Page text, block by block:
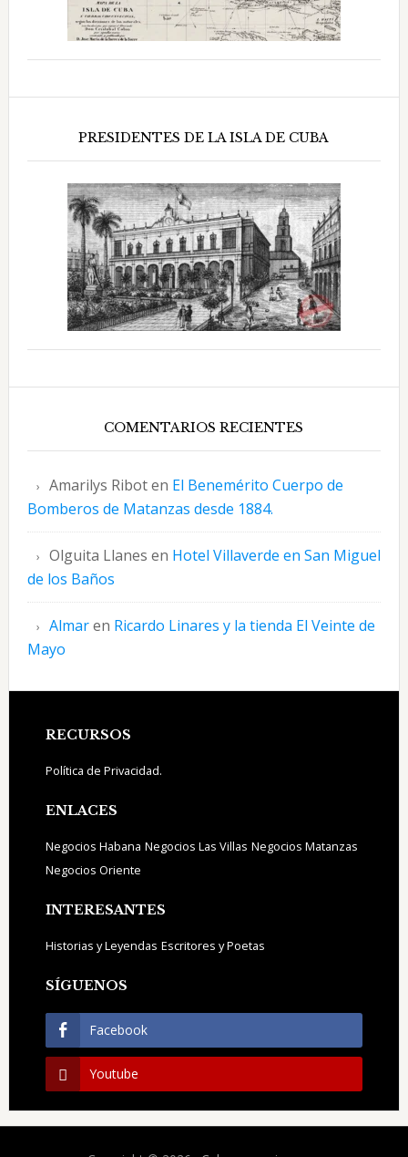
PRESIDENTES DE LA ISLA DE CUBA
COMENTARIOS RECIENTES
Amarilys Riboten El Benemérito Cuerpo de
Bomberos de Matanzas desde 1884.
Olguita Llanes en Hotel Villaverde en San Miguel
de los Baños
Almaren Ricardo Linares y la tienda El Veinte de
Mayo
Footer
RECURSOS
Política de Privacidad.
ENLACES
Negocios Habana Negocios Las Villas Negocios Matanzas
Negocios Oriente
INTERESANTES
Historias y Leyendas Escritores y Poetas
SÍGUENOS
Facebook
Youtube